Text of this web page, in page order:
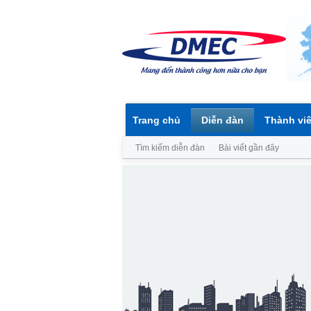
Trang chủ Diễn đàn
Tìm kiếm diễn đàn Bài viết gần đây
Thành